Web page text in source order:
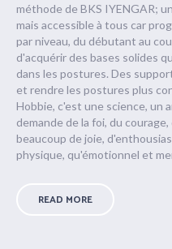
méthode de BKS IYENGAR;
mais accessible à tous car
par niveau, du débutant au
d'acquérir des bases solides
dans les postures. Des
et rendre les postures plus
Hobbie, c'est une science, un
demande de la foi, du
beaucoup de joie,
physique, qu'émotionnel et
READ MORE